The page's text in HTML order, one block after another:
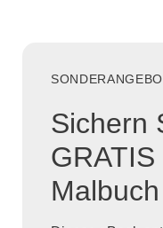
Sichern
Malbuch